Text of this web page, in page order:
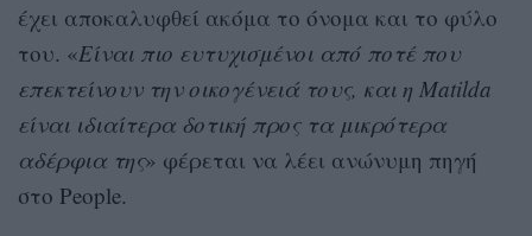
έχει αποκαλυφθεί ακόμα το όνομα και το φύλο
του. «Είναι πιο ευτυχισμένοι από ποτέ που
επεκτείνουν την οικογένειά τους, και η Matilda
είναι ιδιαίτερα δοτική προς τα μικρότερα
αδέρφια της» φέρεται να λέει ανώνυμη πηγή
στο People.